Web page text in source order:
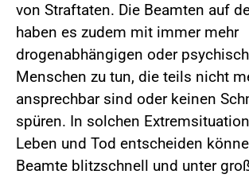
von Straftaten. Die Beamten auf
haben es zudem mit immer mehr
drogenabhängigen oder
Menschen zu tun, die teils nicht
ansprechbar sind oder keinen
spüren. In solchen
Leben und Tod entscheiden
Beamte blitzschnell und unter